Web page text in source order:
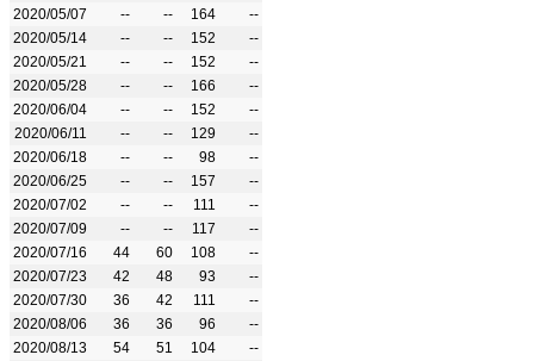
2020/05/07
-- -- 164
--
2020/05/14
-- -- 152
--
2020/05/21
-- -- 152
--
2020/05/28
-- -- 166
--
2020/06/04
-- -- 152
--
2020/06/11
-- -- 129
--
2020/06/18
-- -- 98
--
2020/06/25
-- -- 157
--
2020/07/02
-- -- 111
--
2020/07/09
-- -- 117
--
2020/07/16
44 60 108
--
2020/07/23
42 48 93
--
2020/07/30
36 42 111
--
2020/08/06
36 36 96
--
2020/08/13
54 51 104
--